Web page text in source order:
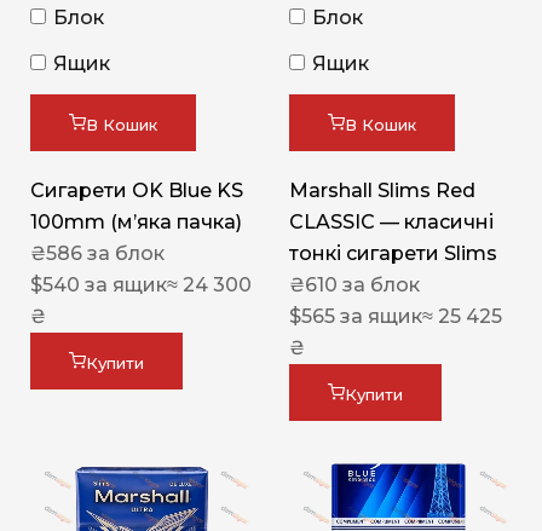
Блок
Ящик
В Кошик
Сигарети OK Blue KS
100mm (м’яка пачка)
₴586 за блок
$540 за ящик≈ 24 300
₴
Купити
Блок
Ящик
В Кошик
Marshall Slims Red
CLASSIC — класичні
тонкі сигарети Slims
₴610 за блок
$565 за ящик≈ 25 425
₴
Купити